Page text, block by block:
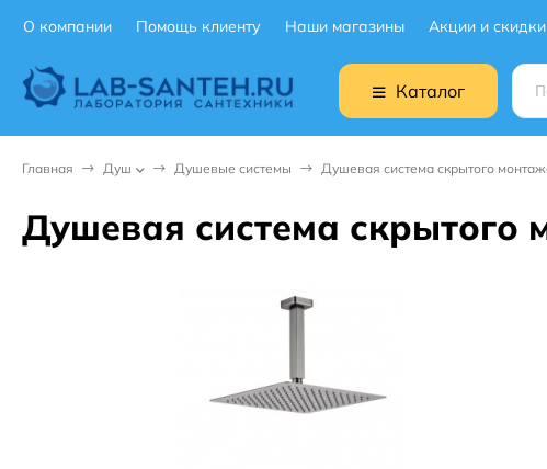
О компании Помощь клиенту Наши магазины Акции и скидки
Каталог
Главная Душ Душевые системы Душевая система скрытого
Душевая система скрытого